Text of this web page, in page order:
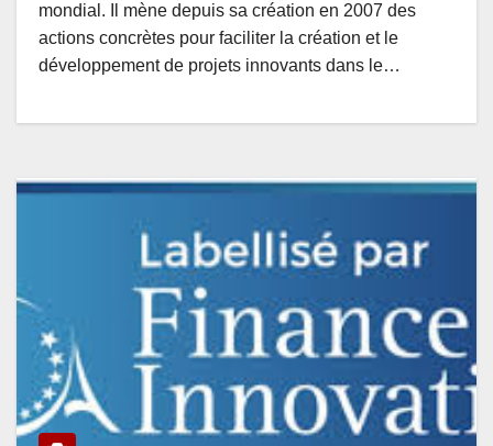
mondial. Il mène depuis sa création en 2007 des
actions concrètes pour faciliter la création et le
développement de projets innovants dans le…